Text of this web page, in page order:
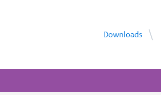
Downloads